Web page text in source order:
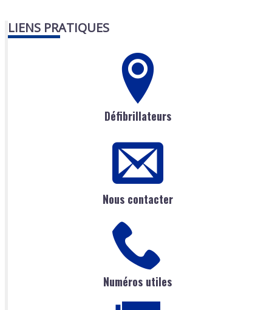
LIENS PRATIQUES
Défibrillateurs
Nous contacter
Numéros utiles